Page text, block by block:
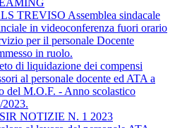
TREVISO Assemblea sindacale
in videoconferenza fuori orario
per il personale Docente
in ruolo.
di liquidazione dei compensi
al personale docente ed ATA a
del M.O.F. - Anno scolastico
2023.
NOTIZIE N. 1 2023